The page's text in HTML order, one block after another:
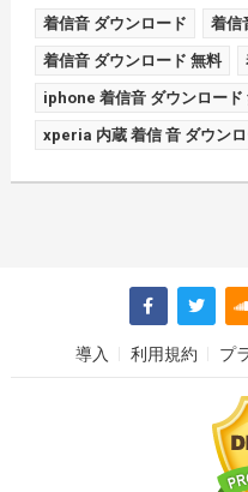
着信音 ダウンロード 着信
着信音 ダウンロード 無料
iphone 着信音 ダウンロード
xperia 内蔵 着信 音 ダウン
導入 利用規約 プ